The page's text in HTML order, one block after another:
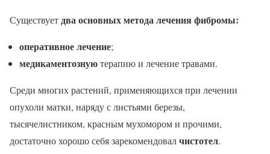
Существуетдва основных метода лечения фибромы:
оперативное лечение;
медикаментознуютерапию и лечение травами.
Среди многих растений, применяющихся при лечении
опухоли матки, наряду с листьями березы,
тысячелистником, красным мухомором и прочими,
достаточно хорошо себя зарекомендовалчистотел.